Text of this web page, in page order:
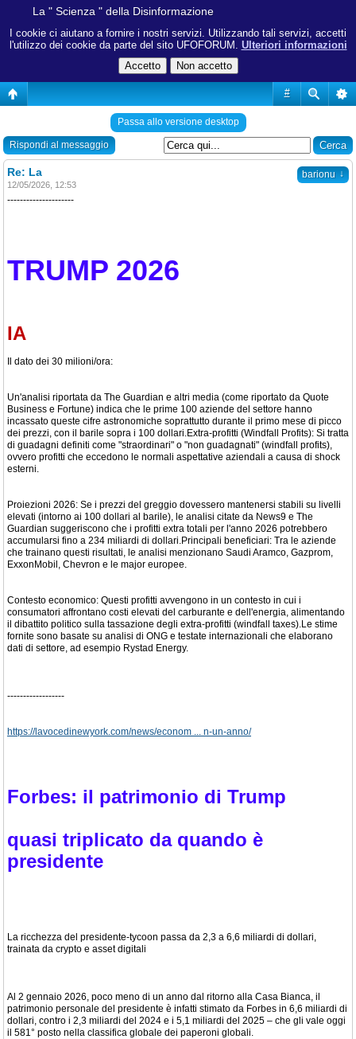
I cookie ci aiutano a fornire i nostri servizi. Utilizzando tali servizi, accetti
l'utilizzo dei cookie da parte del sito UFOFORUM. Ulteriori informazioni
#
La " Scienza " della Disinformazione
Passa allo versione desktop
Rispondi al messaggio
barionu ↓
Re: La
12/05/2026, 12:53
---------------------
TRUMP 2026
IA
Il dato dei 30 milioni/ora:
Un'analisi riportata da The Guardian e altri media (come riportato da Quote
Business e Fortune) indica che le prime 100 aziende del settore hanno
incassato queste cifre astronomiche soprattutto durante il primo mese di picco
dei prezzi, con il barile sopra i 100 dollari.Extra-profitti (Windfall Profits): Si tratta
di guadagni definiti come "straordinari" o "non guadagnati" (windfall profits),
ovvero profitti che eccedono le normali aspettative aziendali a causa di shock
esterni.
Proiezioni 2026: Se i prezzi del greggio dovessero mantenersi stabili su livelli
elevati (intorno ai 100 dollari al barile), le analisi citate da News9 e The
Guardian suggeriscono che i profitti extra totali per l'anno 2026 potrebbero
accumularsi fino a 234 miliardi di dollari.Principali beneficiari: Tra le aziende
che trainano questi risultati, le analisi menzionano Saudi Aramco, Gazprom,
ExxonMobil, Chevron e le major europee.
Contesto economico: Questi profitti avvengono in un contesto in cui i
consumatori affrontano costi elevati del carburante e dell'energia, alimentando
il dibattito politico sulla tassazione degli extra-profitti (windfall taxes).Le stime
fornite sono basate su analisi di ONG e testate internazionali che elaborano
dati di settore, ad esempio Rystad Energy.
------------------
https://lavocedinewyork.com/news/econom ... n-un-anno/
Forbes: il patrimonio di Trump
quasi triplicato da quando è
presidente
La ricchezza del presidente-tycoon passa da 2,3 a 6,6 miliardi di dollari,
trainata da crypto e asset digitali
Al 2 gennaio 2026, poco meno di un anno dal ritorno alla Casa Bianca, il
patrimonio personale del presidente è infatti stimato da Forbes in 6,6 miliardi di
dollari, contro i 2,3 miliardi del 2024 e i 5,1 miliardi del 2025 – che gli vale oggi
il 581° posto nella classifica globale dei paperoni globali.